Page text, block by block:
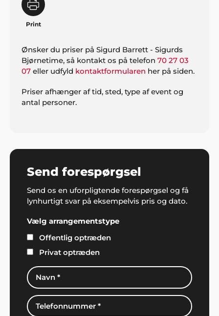
Print
Ønsker du priser på Sigurd Barrett - Sigurds
Bjørnetime, så kontakt os på telefon 70 27 03
07 eller udfyld kontaktformularen her på siden.
Priser afhænger af tid, sted, type af event og
antal personer.
Send forespørgsel
Send os en uforpligtende forespørgsel og få
lynhurtigt svar på eksempelvis pris og dato.
Vælg arrangementstype
Offentlig optræden
Privat optræden